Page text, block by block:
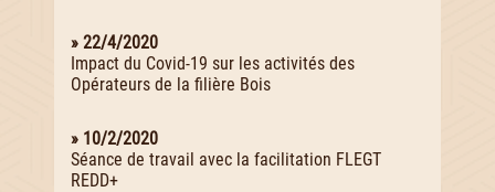
» 22/4/2020
Impact du Covid-19 sur les activités des
Opérateurs de la filière Bois
» 10/2/2020
Séance de travail avec la facilitation FLEGT
REDD+